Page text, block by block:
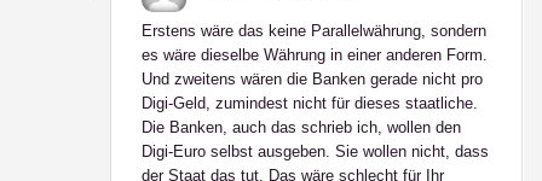
Erstens wäre das keine Parallelwährung, sondern
es wäre dieselbe Währung in einer anderen Form.
Und zweitens wären die Banken gerade nicht pro
Digi-Geld, zumindest nicht für dieses staatliche.
Die Banken, auch das schrieb ich, wollen den
Digi-Euro selbst ausgeben. Sie wollen nicht, dass
der Staat das tut. Das wäre schlecht für Ihr